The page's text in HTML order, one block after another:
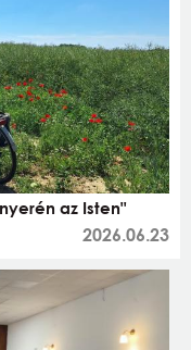
az Isten"
2026.06.23